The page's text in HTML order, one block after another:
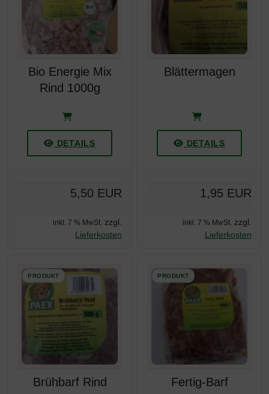
Bio Energie Mix
Rind 1000g
DETAILS
5,50 EUR
inkl. 7 % MwSt. zzgl.
Lieferkosten
Blättermagen
DETAILS
1,95 EUR
inkl. 7 % MwSt. zzgl.
Lieferkosten
Brühbarf Rind
Fertig-Barf